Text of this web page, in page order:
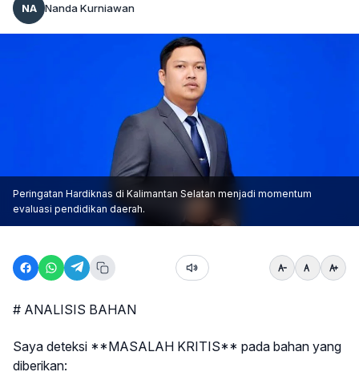
NA Nanda Kurniawan
Peringatan Hardiknas di Kalimantan Selatan menjadi momentum
evaluasi pendidikan daerah.
# ANALISIS BAHAN
Saya deteksi **MASALAH KRITIS** pada bahan yang
diberikan: